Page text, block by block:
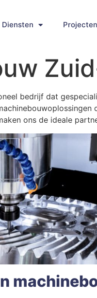
Diensten Projecten
bedrijf dat
ons de ideale